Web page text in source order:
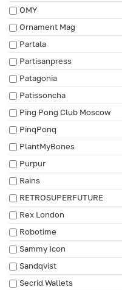
OMY
Ornament Mag
Partala
Partisanpress
Patagonia
Patissoncha
Ping Pong Club Moscow
PinqPonq
PlantMyBones
Purpur
Rains
RETROSUPERFUTURE
Rex London
Robotime
Sammy Icon
Sandqvist
Secrid Wallets